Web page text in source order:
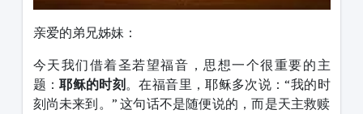
亲爱的弟兄姊妹：
今天我们借着圣若望福音，思想一个很重要的主
题：耶稣的时刻 。在福音里，耶稣多次说：“我的时
刻尚未来到。” 这句话不是随便说的，而是天主救赎